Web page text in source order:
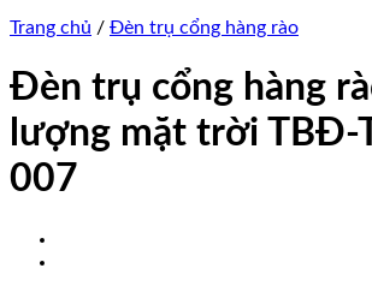
Trang chủ / Đèn trụ cổng hàng rào
Đèn trụ cổng hàng
lượng mặt trời TBĐ-
007